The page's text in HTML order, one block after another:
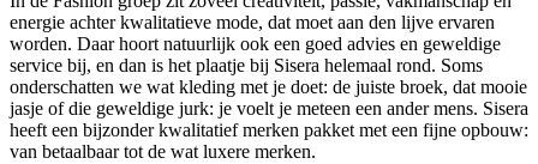
energie achter kwalitatieve mode, dat moet aan den lijve ervaren
worden. Daar hoort natuurlijk ook een goed advies en geweldige
service bij, en dan is het plaatje bij Sisera helemaal rond. Soms
onderschatten we wat kleding met je doet: de juiste broek, dat mooie
jasje of die geweldige jurk: je voelt je meteen een ander mens. Sisera
heeft een bijzonder kwalitatief merken pakket met een fijne opbouw:
van betaalbaar tot de wat luxere merken.